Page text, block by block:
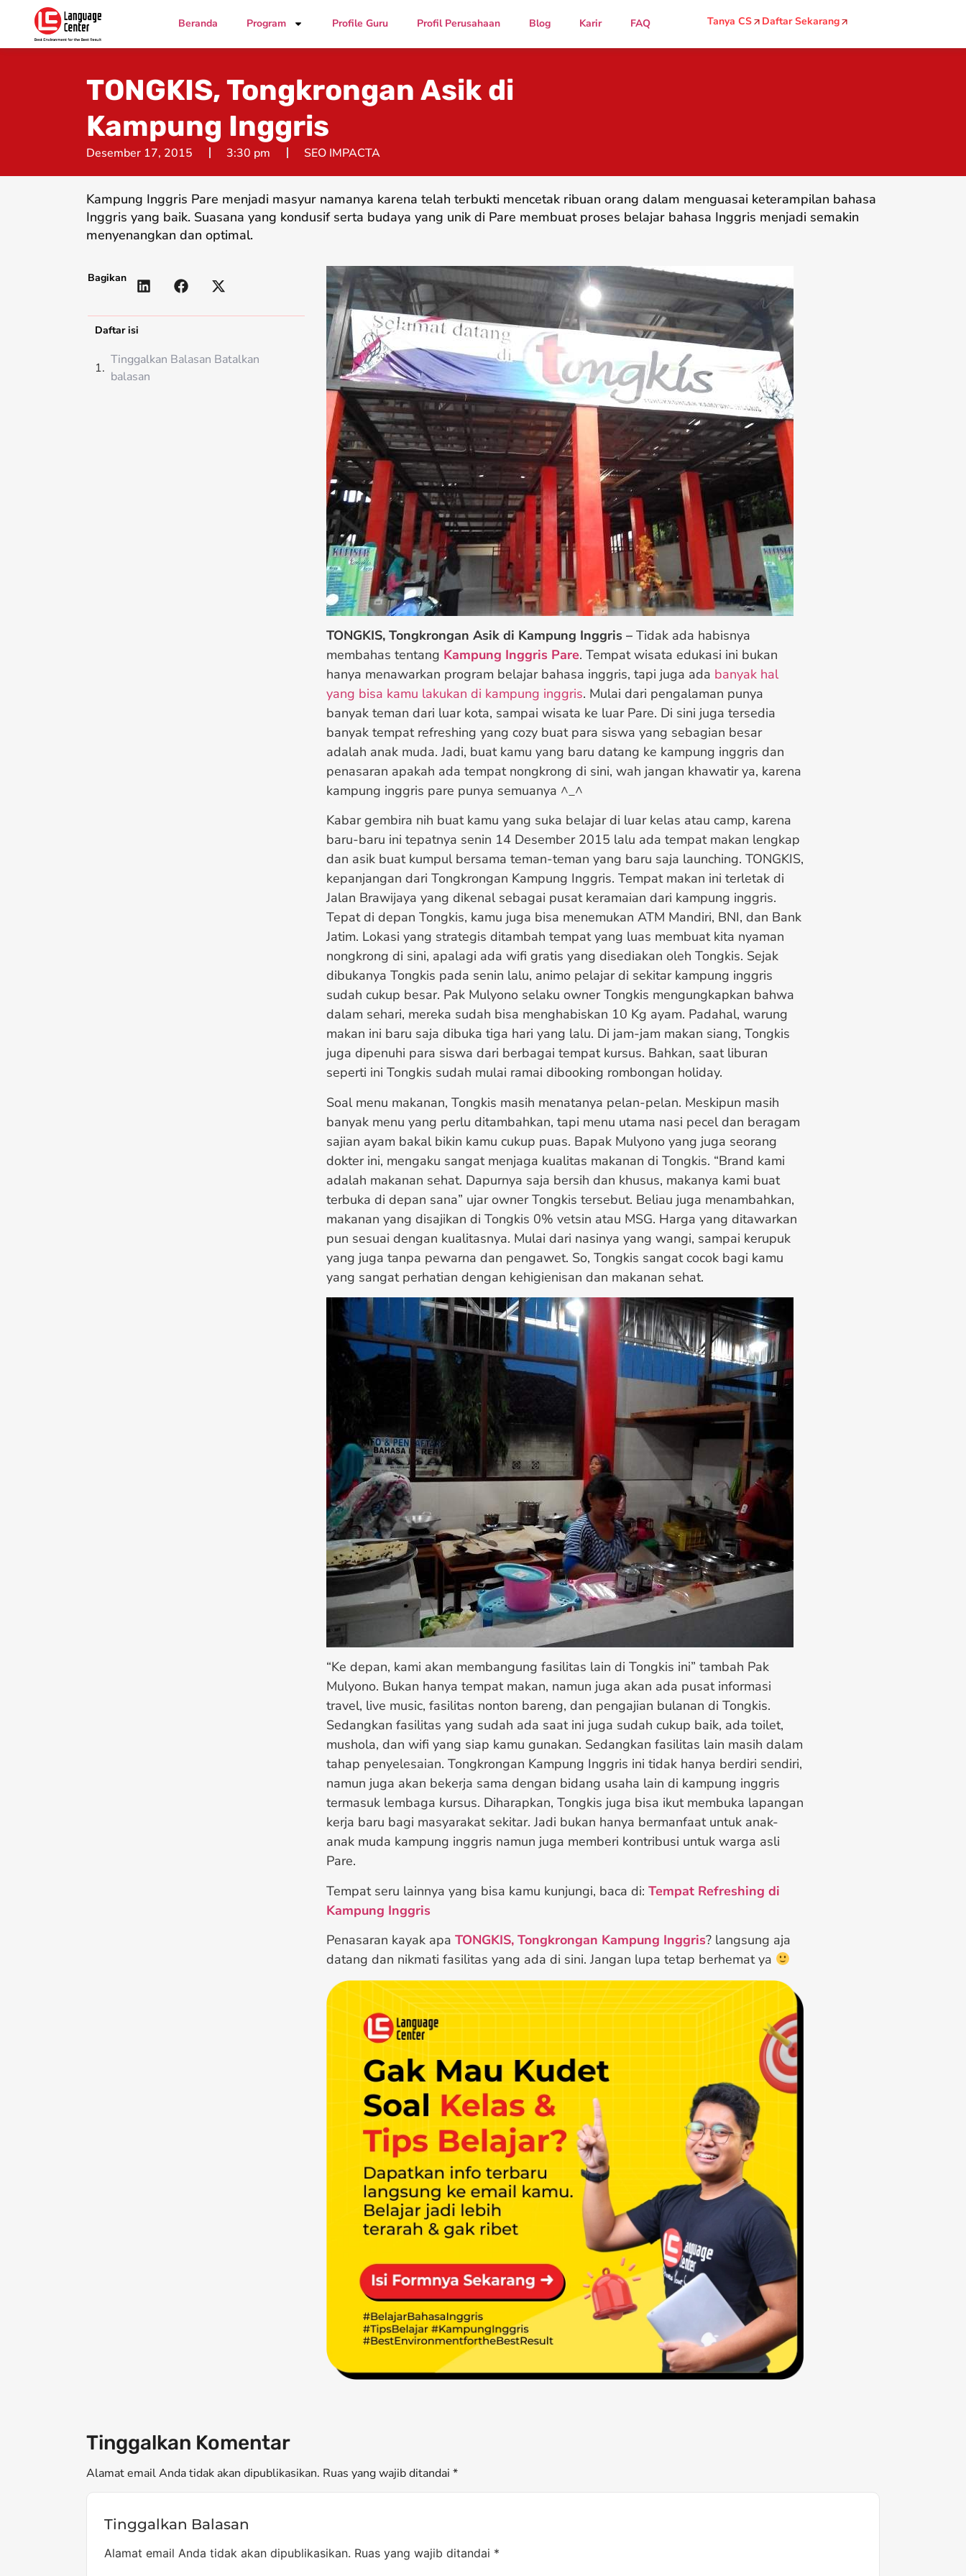
Beranda Program Profile Guru Profil Perusahaan Blog Karir FAQ Tanya CS Daftar Sekarang
TONGKIS, Tongkrongan Asik di
Kampung Inggris
Desember 17, 2015 3:30 pm SEO IMPACTA
Kampung Inggris Pare menjadi masyur namanya karena telah terbukti mencetak ribuan orang dalam menguasai keterampilan bahasa
Inggris yang baik. Suasana yang kondusif serta budaya yang unik di Pare membuat proses belajar bahasa Inggris menjadi semakin
menyenangkan dan optimal.
Bagikan
Daftar isi
Tinggalkan Balasan Batalkan
balasan
TONGKIS, Tongkrongan Asik di Kampung Inggris – Tidak ada habisnya
membahas tentang Kampung Inggris Pare. Tempat wisata edukasi ini bukan
hanya menawarkan program belajar bahasa inggris, tapi juga ada banyak hal
yang bisa kamu lakukan di kampung inggris. Mulai dari pengalaman punya
banyak teman dari luar kota, sampai wisata ke luar Pare. Di sini juga tersedia
banyak tempat refreshing yang cozy buat para siswa yang sebagian besar
adalah anak muda. Jadi, buat kamu yang baru datang ke kampung inggris dan
penasaran apakah ada tempat nongkrong di sini, wah jangan khawatir ya, karena
kampung inggris pare punya semuanya ^_^
Kabar gembira nih buat kamu yang suka belajar di luar kelas atau camp, karena
baru-baru ini tepatnya senin 14 Desember 2015 lalu ada tempat makan lengkap
dan asik buat kumpul bersama teman-teman yang baru saja launching. TONGKIS,
kepanjangan dari Tongkrongan Kampung Inggris. Tempat makan ini terletak di
Jalan Brawijaya yang dikenal sebagai pusat keramaian dari kampung inggris.
Tepat di depan Tongkis, kamu juga bisa menemukan ATM Mandiri, BNI, dan Bank
Jatim. Lokasi yang strategis ditambah tempat yang luas membuat kita nyaman
nongkrong di sini, apalagi ada wifi gratis yang disediakan oleh Tongkis. Sejak
dibukanya Tongkis pada senin lalu, animo pelajar di sekitar kampung inggris
sudah cukup besar. Pak Mulyono selaku owner Tongkis mengungkapkan bahwa
dalam sehari, mereka sudah bisa menghabiskan 10 Kg ayam. Padahal, warung
makan ini baru saja dibuka tiga hari yang lalu. Di jam-jam makan siang, Tongkis
juga dipenuhi para siswa dari berbagai tempat kursus. Bahkan, saat liburan
seperti ini Tongkis sudah mulai ramai dibooking rombongan holiday.
Soal menu makanan, Tongkis masih menatanya pelan-pelan. Meskipun masih
banyak menu yang perlu ditambahkan, tapi menu utama nasi pecel dan beragam
sajian ayam bakal bikin kamu cukup puas. Bapak Mulyono yang juga seorang
dokter ini, mengaku sangat menjaga kualitas makanan di Tongkis. “Brand kami
adalah makanan sehat. Dapurnya saja bersih dan khusus, makanya kami buat
terbuka di depan sana” ujar owner Tongkis tersebut. Beliau juga menambahkan,
makanan yang disajikan di Tongkis 0% vetsin atau MSG. Harga yang ditawarkan
pun sesuai dengan kualitasnya. Mulai dari nasinya yang wangi, sampai kerupuk
yang juga tanpa pewarna dan pengawet. So, Tongkis sangat cocok bagi kamu
yang sangat perhatian dengan kehigienisan dan makanan sehat.
“Ke depan, kami akan membangung fasilitas lain di Tongkis ini” tambah Pak
Mulyono. Bukan hanya tempat makan, namun juga akan ada pusat informasi
travel, live music, fasilitas nonton bareng, dan pengajian bulanan di Tongkis.
Sedangkan fasilitas yang sudah ada saat ini juga sudah cukup baik, ada toilet,
mushola, dan wifi yang siap kamu gunakan. Sedangkan fasilitas lain masih dalam
tahap penyelesaian. Tongkrongan Kampung Inggris ini tidak hanya berdiri sendiri,
namun juga akan bekerja sama dengan bidang usaha lain di kampung inggris
termasuk lembaga kursus. Diharapkan, Tongkis juga bisa ikut membuka lapangan
kerja baru bagi masyarakat sekitar. Jadi bukan hanya bermanfaat untuk anak-
anak muda kampung inggris namun juga memberi kontribusi untuk warga asli
Pare.
Tempat seru lainnya yang bisa kamu kunjungi, baca di: Tempat Refreshing di
Kampung Inggris
Penasaran kayak apa TONGKIS, Tongkrongan Kampung Inggris? langsung aja
datang dan nikmati fasilitas yang ada di sini. Jangan lupa tetap berhemat ya
Tinggalkan Komentar
Alamat email Anda tidak akan dipublikasikan. Ruas yang wajib ditandai *
Tinggalkan Balasan
Alamat email Anda tidak akan dipublikasikan. Ruas yang wajib ditandai *